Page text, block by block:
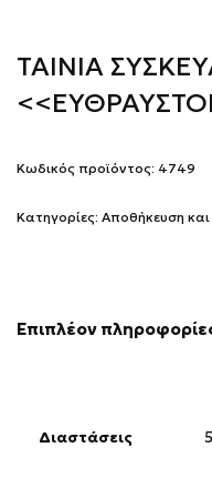
ΤΑΙΝΙΑ
Κωδικός προϊόντος: 4749
Κατηγορίες: Αποθήκευση
Επιπλέον
Διαστάσεις